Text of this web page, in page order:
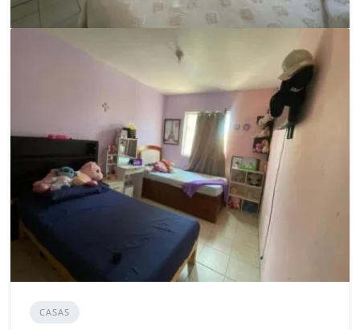
CASAS